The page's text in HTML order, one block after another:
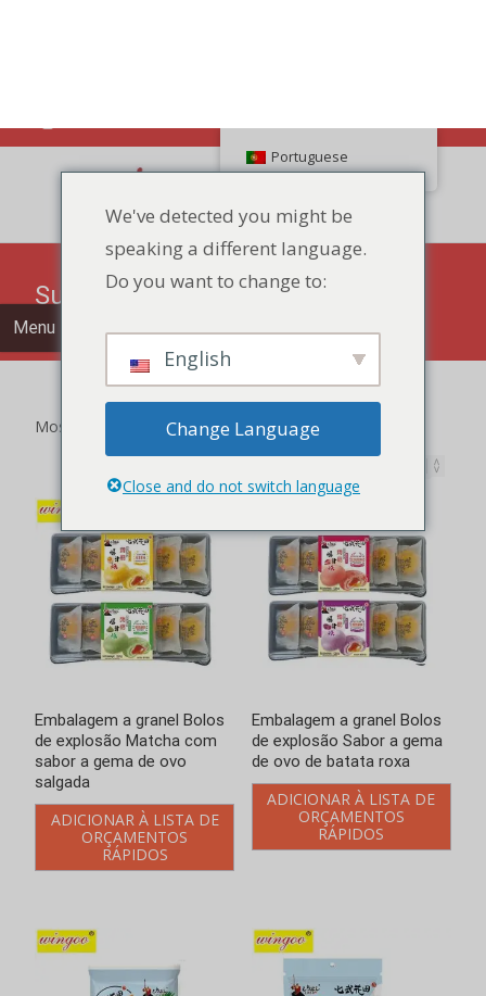
Suave
Mostrando 1-12 de 46 resultados
Embalagem a granel Bolos
de explosão Matcha com
sabor a gema de ovo
salgada
ADICIONAR À LISTA DE
ORÇAMENTOS
RÁPIDOS
Embalagem a granel Bolos
de explosão Sabor a gema
de ovo de batata roxa
ADICIONAR À LISTA DE
ORÇAMENTOS
RÁPIDOS
Do you want to change to:
English
Change Language
Close and do not switch language